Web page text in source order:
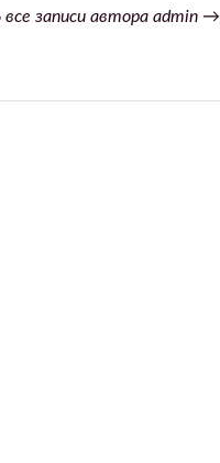
записи автора admin →